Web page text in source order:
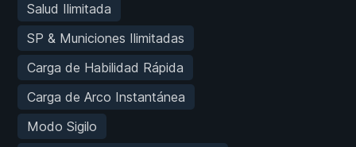
Salud Ilimitada
SP & Municiones Ilimitadas
Carga de Habilidad Rápida
Carga de Arco Instantánea
Modo Sigilo